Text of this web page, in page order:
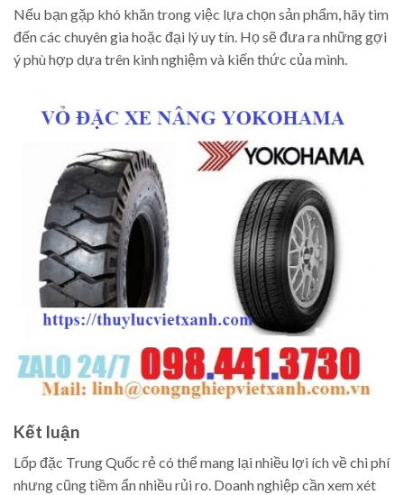
Nếu bạn gặp khó khăn trong việc lựa chọn sản phẩm, hãy tìm
đến các chuyên gia hoặc đại lý uy tín. Họ sẽ đưa ra những gợi
ý phù hợp dựa trên kinh nghiệm và kiến thức của mình.
Kết luận
Lốp đặc Trung Quốc rẻ có thể mang lại nhiều lợi ích về chi phí
nhưng cũng tiềm ẩn nhiều rủi ro. Doanh nghiệp cần xem xét